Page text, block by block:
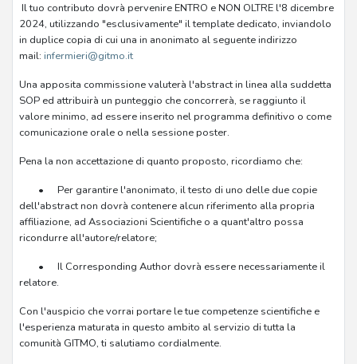
Il tuo contributo dovrà pervenire ENTRO e NON OLTRE l'8 dicembre
2024, utilizzando "esclusivamente" il template dedicato, inviandolo
in duplice copia di cui una in anonimato al seguente indirizzo
mail: infermieri@gitmo.it
Una apposita commissione valuterà l'abstract in linea alla suddetta
SOP ed attribuirà un punteggio che concorrerà, se raggiunto il
valore minimo, ad essere inserito nel programma definitivo o come
comunicazione orale o nella sessione poster.
Pena la non accettazione di quanto proposto, ricordiamo che:
•
Per garantire l'anonimato, il testo di uno delle due copie
dell'abstract non dovrà contenere alcun riferimento alla propria
affiliazione, ad Associazioni Scientifiche o a quant'altro possa
ricondurre all'autore/relatore;
•
Il Corresponding Author dovrà essere necessariamente il
relatore.
Con l'auspicio che vorrai portare le tue competenze scientifiche e
l'esperienza maturata in questo ambito al servizio di tutta la
comunità GITMO, ti salutiamo cordialmente.